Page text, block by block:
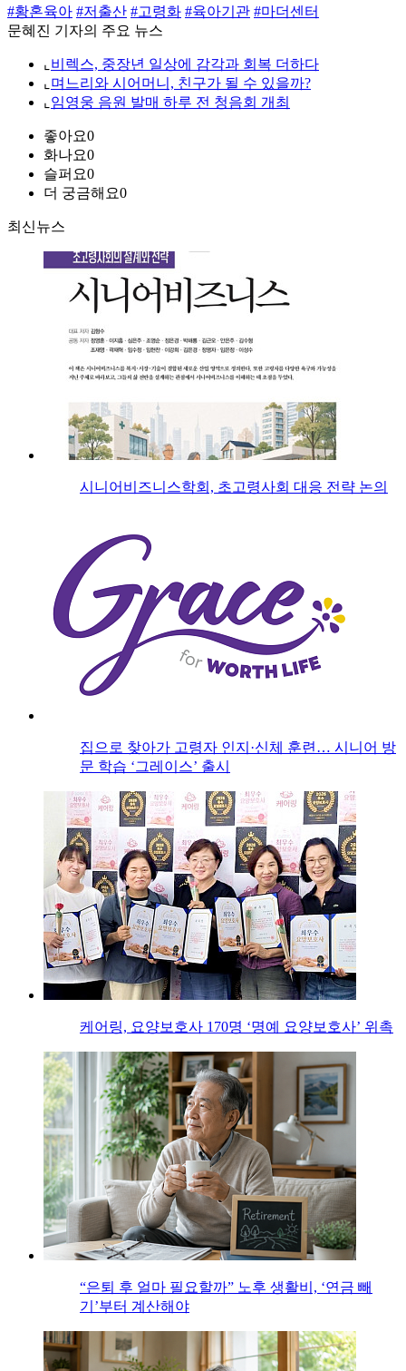
#황혼육아 #저출산 #고령화 #육아기관 #마더센터
문혜진 기자의 주요 뉴스
⌞ 비렉스, 중장년 일상에 감각과 회복 더하다
⌞ 며느리와 시어머니, 친구가 될 수 있을까?
⌞ 임영웅 음원 발매 하루 전 청음회 개최
좋아요0
화나요0
슬퍼요0
더 궁금해요0
최신뉴스
시니어비즈니스학회, 초고령사회 대응 전략 논의
집으로 찾아가 고령자 인지·신체 훈련… 시니어 방
문 학습 ‘그레이스’ 출시
케어링, 요양보호사 170명 ‘명예 요양보호사’ 위촉
“은퇴 후 얼마 필요할까” 노후 생활비, ‘연금 빼
기’부터 계산해야